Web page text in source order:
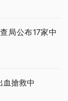
局公布17家中
血搶救中